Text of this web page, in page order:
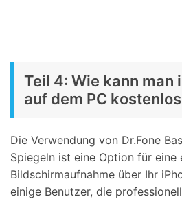
Teil 4: Wie kann man
auf dem PC
Die Verwendung von Dr.Fone
Spiegeln ist eine Option für eine
Bildschirmaufnahme über Ihr
einige Benutzer, die